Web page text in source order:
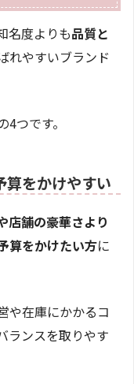
名度よりも品質と
れやすいブランド
つです。
をかけやすい
店舗の豪華さより
算をかけたい方に
や在庫にかかるコ
ランスを取りやす